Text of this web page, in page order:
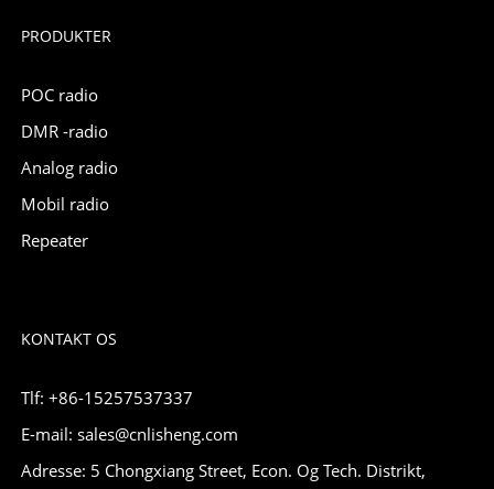
PRODUKTER
POC radio
DMR -radio
Analog radio
Mobil radio
Repeater
KONTAKT OS
Tlf: +86-15257537337
E-mail: sales@cnlisheng.com
Adresse: 5 Chongxiang Street, Econ. Og Tech. Distrikt,